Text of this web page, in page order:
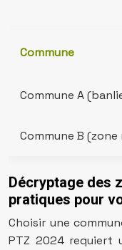
Commune
Commune A
Commune B (zone
Décryptage des
pratiques pour
Choisir une
PTZ 2024 requiert